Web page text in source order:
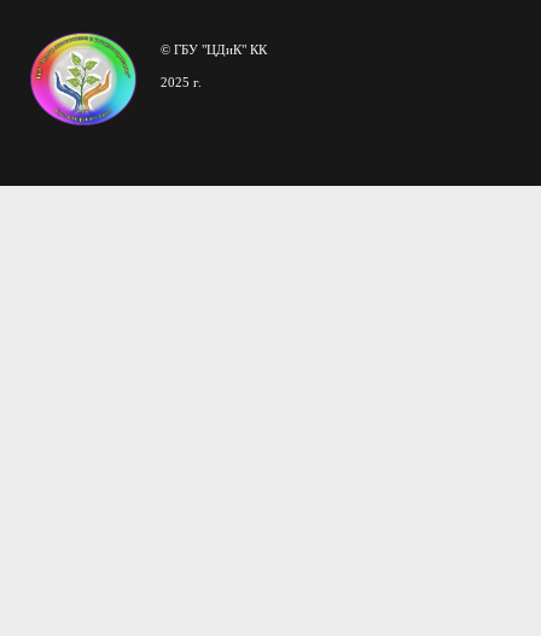
© ГБУ "ЦДиК" КК
2025 г.